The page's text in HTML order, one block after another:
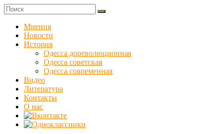
Skip
to
content
Куликовец
Сайт
одесского
сопротивления
Мнения
Новости
История
Одесса дореволюционная
Одесса советская
Одесса современная
Видео
Литература
Контакты
О нас